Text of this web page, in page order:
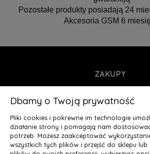
Pozostałe produkty posiadają 24
Akcesoria GSM 6
ZAKUPY
INFORMACJE
MOJE KONTO
O NAS
Dbamy o Twoją prywatność
Pliki cookies i pokrewne im technologie
działanie strony i pomagają nam
potrzeb. Możesz zaakceptować
wszystkich tych plików i przejść do sklepu